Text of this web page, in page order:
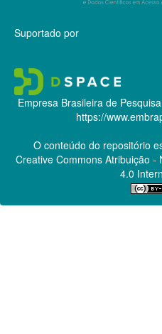
Suportado por
Empresa Brasileira de
https://
O conteúdo do repositório
Creative CommonsAtribuição -
4.0